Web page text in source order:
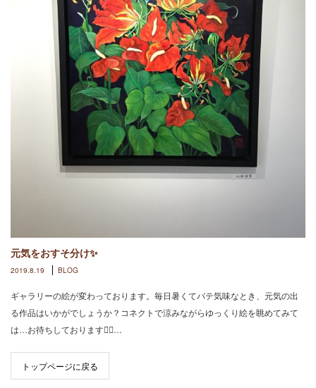
元気をおすそ分け✨
2019.8.19 BLOG
ギャラリーの絵が変わっております。毎日暑くてバテ気味なとき、元気の出
る作品はいかがでしょうか？コネクトで涼みながらゆっくり絵を眺めてみて
は…お待ちしております🙇‍♀️…
トップページに戻る